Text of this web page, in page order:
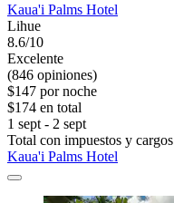
Kaua'i Palms Hotel
Lihue
8.6/10
Excelente
(846 opiniones)
$147 por noche
$174 en total
1 sept - 2 sept
Total con impuestos y cargos
Kaua'i Palms Hotel